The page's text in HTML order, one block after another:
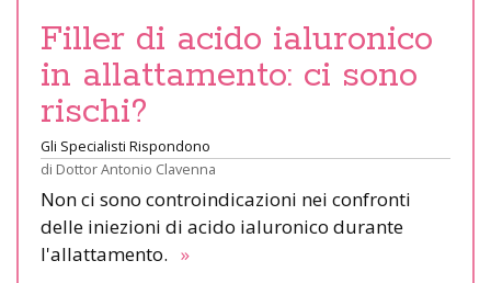
Filler di acido ialuronico
in allattamento: ci sono
rischi?
Gli Specialisti Rispondono
di Dottor Antonio Clavenna
Non ci sono controindicazioni nei confronti
delle iniezioni di acido ialuronico durante
l'allattamento. »